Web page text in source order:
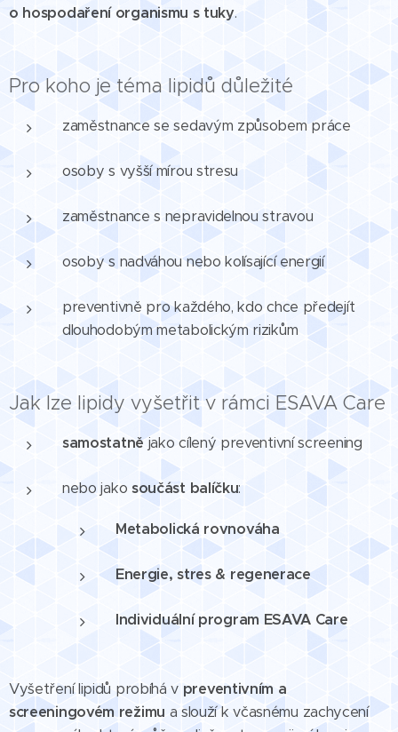
o hospodaření organismu s tuky.
Pro koho je téma lipidů důležité
zaměstnance se sedavým způsobem práce
osoby s vyšší mírou stresu
zaměstnance s nepravidelnou stravou
osoby s nadváhou nebo kolísající energií
preventivně pro každého, kdo chce předejít
dlouhodobým metabolickým rizikům
Jak lze lipidy vyšetřit v rámci ESAVA Care
samostatnějako cílený preventivní screening
nebo jako součást balíčku:
Metabolická rovnováha
Energie, stres & regenerace
Individuální program ESAVA Care
Vyšetření lipidů probíhá v preventivním a
screeningovém režimu a slouží k včasnému zachycení